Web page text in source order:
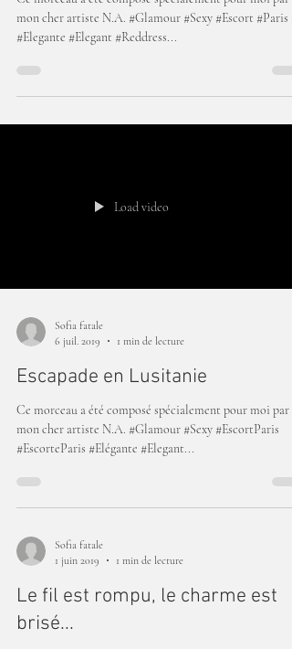
mon cher artiste N.A. #Glamour #Sexy #Escort #Paris
#Elegante #Elegant #Reddress...
Load video
Sofia fatale
6 juil. 2019
1 min de lecture
Escapade en Lusitanie
Ce morceau a été composé spécialement pour moi par
mon cher artiste N.A. #Glamour #Sexy #EscortParis
#EscorteParis #Elégante #Elegant...
Sofia fatale
1 juin 2019
1 min de lecture
Le fil est rompu, le charme est
brisé...